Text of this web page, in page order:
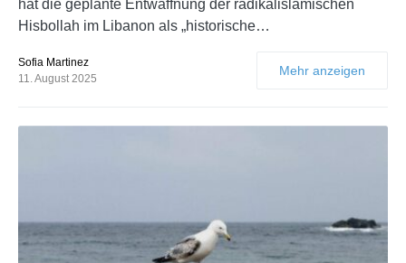
hat die geplante Entwaffnung der radikalislamischen
Hisbollah im Libanon als „historische…
Sofia Martinez
11. August 2025
Mehr anzeigen